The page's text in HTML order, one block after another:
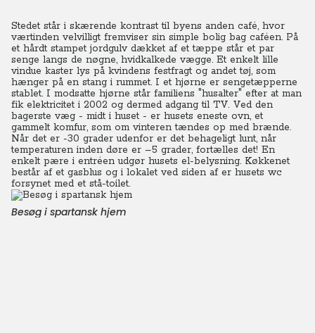
Stedet står i skærende kontrast til byens anden café, hvor
værtinden velvilligt fremviser sin simple bolig bag caféen. På
et hårdt stampet jordgulv dækket af et tæppe står et par
senge langs de nøgne, hvidkalkede vægge. Et enkelt lille
vindue kaster lys på kvindens festfragt og andet tøj, som
hænger på en stang i rummet. I et hjørne er sengetæpperne
stablet. I modsatte hjørne står familiens "husalter" efter at man
fik elektricitet i 2002 og dermed adgang til TV. Ved den
bagerste væg - midt i huset - er husets eneste ovn, et
gammelt komfur, som om vinteren tændes op med brænde.
Når det er -30 grader udenfor er det behageligt lunt, når
temperaturen inden døre er –5 grader, fortælles det! En
enkelt pære i entréen udgør husets el-belysning. Køkkenet
består af et gasblus og i lokalet ved siden af er husets wc
forsynet med et stå-toilet.
Besøg i spartansk hjem